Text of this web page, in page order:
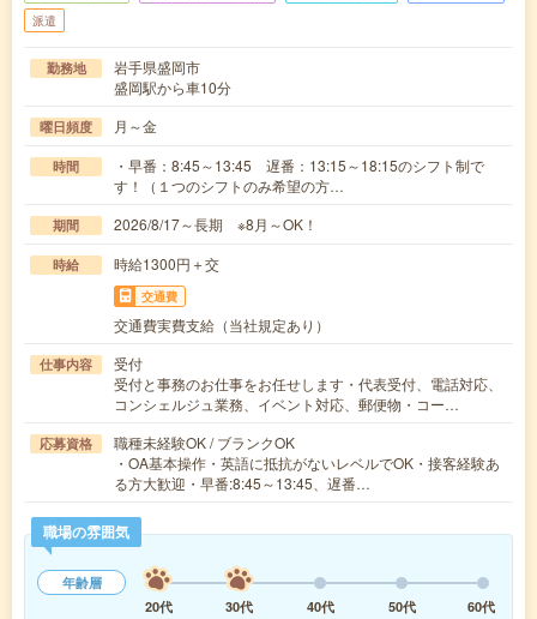
派遣
勤務地
岩手県盛岡市
盛岡駅から車10分
曜日頻度 月～金
時間
・早番：8:45～13:45 遅番：13:15～18:15のシフト制で
す！（１つのシフトのみ希望の方…
期間 2026/8/17～長期 ※8月～OK！
時給 時給1300円＋交
交通費
交通費実費支給（当社規定あり）
仕事内容
受付
受付と事務のお仕事をお任せします・代表受付、電話対応、
コンシェルジュ業務、イベント対応、郵便物・コー…
応募資格
職種未経験OK / ブランクOK
・OA基本操作・英語に抵抗がないレベルでOK・接客経験あ
る方大歓迎・早番:8:45～13:45、遅番…
職場の雰囲気
年齢層
20代
30代 40代 50代 60代